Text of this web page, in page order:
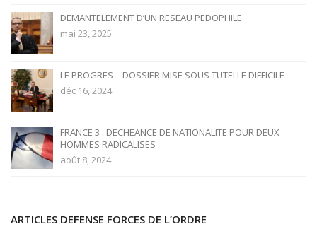
DEMANTELEMENT D’UN RESEAU PEDOPHILE
mai 23, 2025
LE PROGRES – DOSSIER MISE SOUS TUTELLE DIFFICILE
déc 16, 2024
FRANCE 3 : DECHEANCE DE NATIONALITE POUR DEUX
HOMMES RADICALISES
août 8, 2024
ARTICLES DEFENSE FORCES DE L’ORDRE